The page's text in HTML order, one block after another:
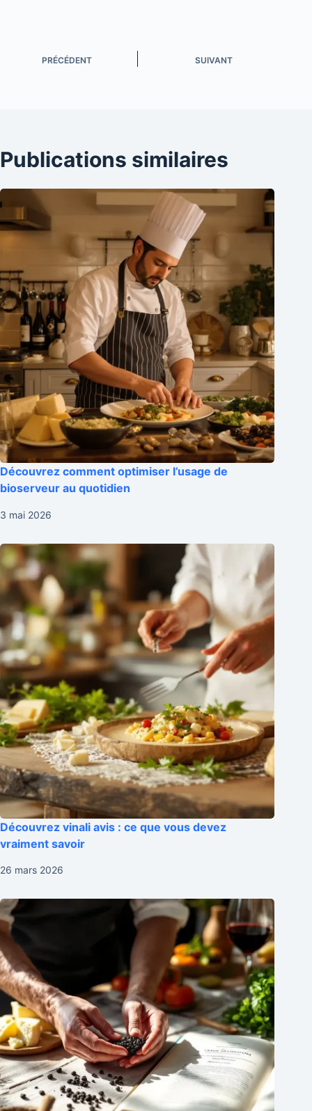
PRÉCÉDENT SUIVANT
Publications similaires
Découvrez comment optimiser l’usage de
bioserveur au quotidien
3 mai 2026
Découvrez vinali avis : ce que vous devez
vraiment savoir
26 mars 2026